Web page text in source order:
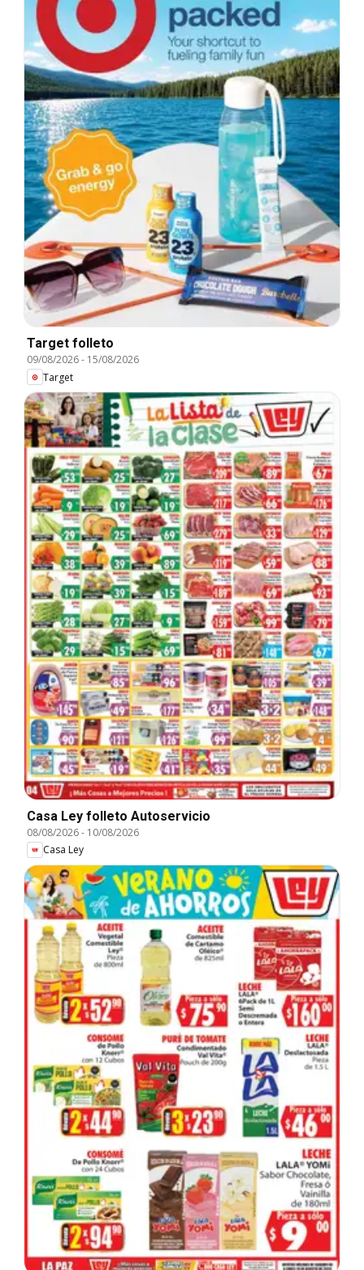
Target folleto
09/08/2026- 15/08/2026
Target
Casa Ley folleto Autoservicio
08/08/2026- 10/08/2026
Casa Ley